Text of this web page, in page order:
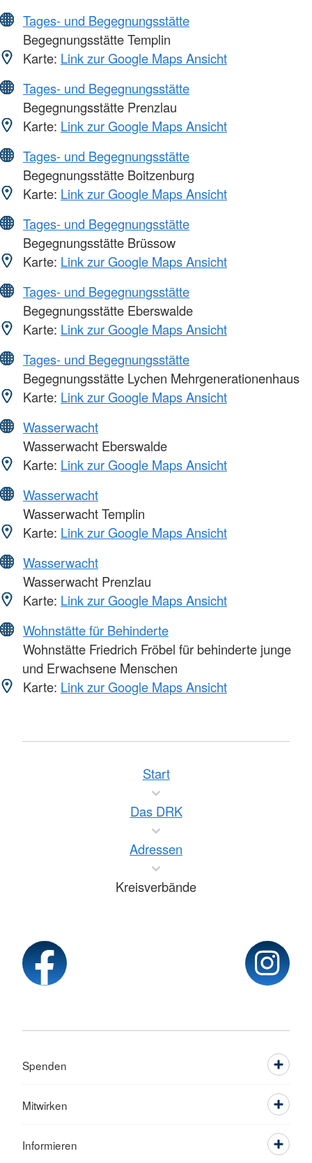
Tages- und Begegnungsstätte
Begegnungsstätte Templin
Karte: Link zur Google Maps Ansicht
Tages- und Begegnungsstätte
Begegnungsstätte Prenzlau
Karte: Link zur Google Maps Ansicht
Tages- und Begegnungsstätte
Begegnungsstätte Boitzenburg
Karte: Link zur Google Maps Ansicht
Tages- und Begegnungsstätte
Begegnungsstätte Brüssow
Karte: Link zur Google Maps Ansicht
Tages- und Begegnungsstätte
Begegnungsstätte Eberswalde
Karte: Link zur Google Maps Ansicht
Tages- und Begegnungsstätte
Begegnungsstätte Lychen Mehrgenerationenhaus
Karte: Link zur Google Maps Ansicht
Wasserwacht
Wasserwacht Eberswalde
Karte: Link zur Google Maps Ansicht
Wasserwacht
Wasserwacht Templin
Karte: Link zur Google Maps Ansicht
Wasserwacht
Wasserwacht Prenzlau
Karte: Link zur Google Maps Ansicht
Wohnstätte für Behinderte
Wohnstätte Friedrich Fröbel für behinderte junge
und Erwachsene Menschen
Karte: Link zur Google Maps Ansicht
Start
Das DRK
Adressen
Kreisverbände
Spenden
Mitwirken
Informieren